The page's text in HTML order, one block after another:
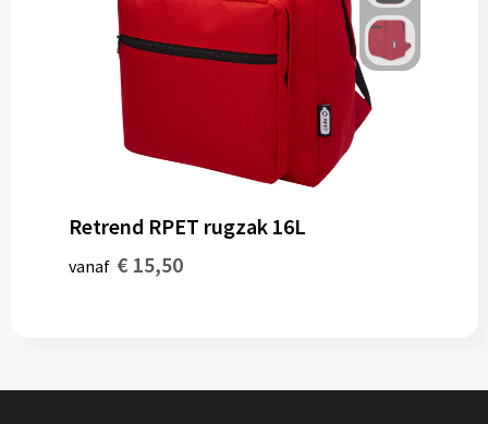
Retrend RPET rugzak 16L
vanaf € 15,50